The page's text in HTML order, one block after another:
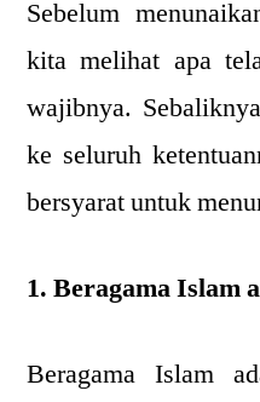
Sebelum
kita melihat apa
wajibnya.
ke seluruh
bersyarat untuk
1. Beragama Islam
Beragama Islam